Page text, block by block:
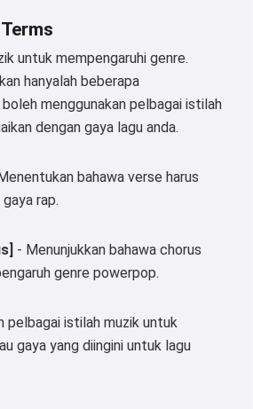
untuk mempengaruhi genre.
hanyalah beberapa
boleh menggunakan pelbagai istilah
dengan gaya lagu anda.
bahawa verse harus
rap.
- Menunjukkan bahawa chorus
genre powerpop.
pelbagai istilah muzik untuk
gaya yang diingini untuk lagu
secara percuma
menerima:Syarat Perkhidmatan,